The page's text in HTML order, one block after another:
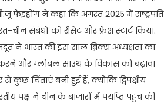
फेइहोंग ने कहा कि अगस्त 2025 में राष्ट्रपति
चीन संबंधों को रीसेट और फ्रेश स्टार्ट किया.
ने भारत की इस साल ब्रिक्स अध्यक्षता का
और ग्लोबल साउथ के विकास को बढ़ावा
कुछ चिंताएं बनी हुई हैं, क्योंकि द्विपक्षीय
पक्ष ने चीन के बाजारों में पर्याप्त पहुंच की